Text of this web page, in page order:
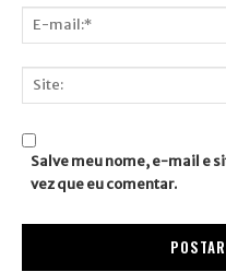
mail:*
Salve meu nome, e-mail e
vez que eu comentar.